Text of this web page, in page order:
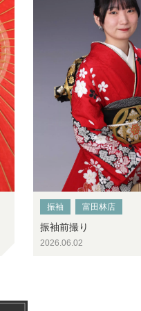
振袖 富田林店
振袖前撮り
2026.06.02